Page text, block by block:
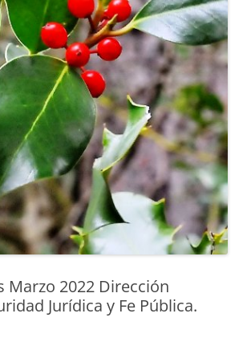
Marzo 2022 Dirección
Jurídica y Fe Pública.